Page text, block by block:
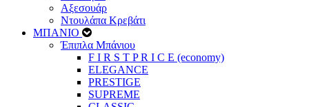
Αξεσουάρ
Ντουλάπα Κρεβάτι
ΜΠΑΝΙΟ
Έπιπλα Μπάνιου
F I R S T P R I C E (economy)
ELEGANCE
PRESTIGE
SUPREME